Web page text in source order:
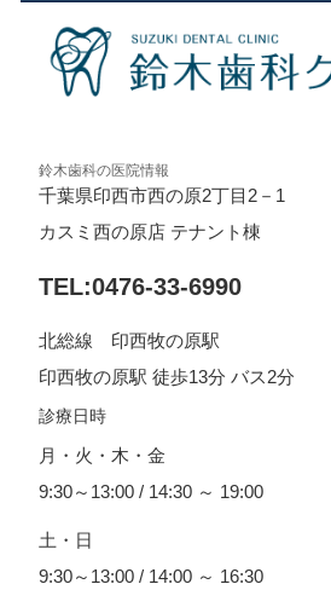
鈴木歯科の医院情報
千葉県印西市西の原2丁目2－1
カスミ西の原店 テナント棟
TEL:0476-33-6990
北総線 印西牧の原駅
印西牧の原駅 徒歩13分 バス2分
診療日時
月・火・木・金
9:30～13:00 / 14:30 ～ 19:00
土・日
9:30～13:00 / 14:00 ～ 16:30